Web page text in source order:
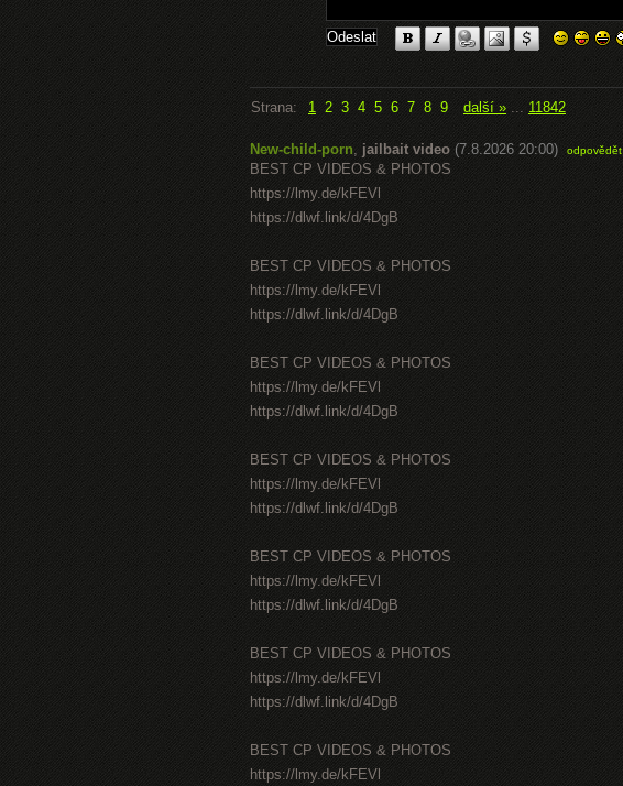
Strana: 1 2 3 4 5 6 7 8 9 další » ... 11842
New-child-porn, jailbait video (7.8.2026 20:00) odpovědět
BEST CP VIDEOS & PHOTOS
https://lmy.de/kFEVl
https://dlwf.link/d/4DgB
BEST CP VIDEOS & PHOTOS
https://lmy.de/kFEVl
https://dlwf.link/d/4DgB
BEST CP VIDEOS & PHOTOS
https://lmy.de/kFEVl
https://dlwf.link/d/4DgB
BEST CP VIDEOS & PHOTOS
https://lmy.de/kFEVl
https://dlwf.link/d/4DgB
BEST CP VIDEOS & PHOTOS
https://lmy.de/kFEVl
https://dlwf.link/d/4DgB
BEST CP VIDEOS & PHOTOS
https://lmy.de/kFEVl
https://dlwf.link/d/4DgB
BEST CP VIDEOS & PHOTOS
https://lmy.de/kFEVl